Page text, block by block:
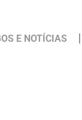
E NOTÍCIAS